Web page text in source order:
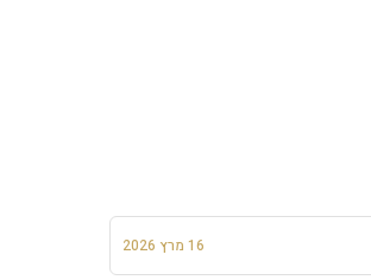
16 מרץ 2026